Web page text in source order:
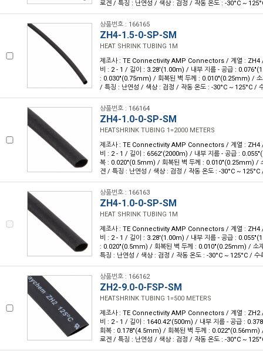
로겐 / 특징 : 난연성 / 색상 : 검정 / 작동 온도 : -30°C ~
상품번호 : 166165
ZH4-1.5-0-SP-SM
HEAT SHRINK TUBING 1M
제조사 : TE Connectivity AMP Connectors / 계열 : ZH4
비 : 2 - 1 / 길이 : 3.28'(1.00m) / 내부 지름 - 공급 :
: 0.030"(0.75mm) / 회복된 벽 두께 : 0.010"(0.25mm) / 소
/ 특징 : 난연성 / 색상 : 검정 / 작동 온도 : -30°C ~ 125°C /
상품번호 : 166164
ZH4-1.0-0-SP-SM
HEATSHRINK TUBING 1=2000 METERS
제조사 : TE Connectivity AMP Connectors / 계열 : ZH4
비 : 2 - 1 / 길이 : 6562'(2000m) / 내부 지름 - 공급 :
복 : 0.020"(0.5mm) / 회복된 벽 두께 : 0.010"(0.25mm) /
겐 / 특징 : 난연성 / 색상 : 검정 / 작동 온도 : -30°C ~ 125°C
상품번호 : 166163
ZH4-1.0-0-SP-SM
HEAT SHRINK TUBING 1M
제조사 : TE Connectivity AMP Connectors / 계열 : ZH4
비 : 2 - 1 / 길이 : 3.28'(1.00m) / 내부 지름 - 공급 :
: 0.020"(0.5mm) / 회복된 벽 두께 : 0.010"(0.25mm) / 소
특징 : 난연성 / 색상 : 검정 / 작동 온도 : -30°C ~ 125°C / 수
상품번호 : 166162
ZH2-9.0-0-FSP-SM
HEATSHRINK TUBING 1=500 METERS
제조사 : TE Connectivity AMP Connectors / 계열 : ZH2
비 : 2 - 1 / 길이 : 1640.42'(500m) / 내부 지름 - 공급 :
회복 : 0.178"(4.5mm) / 회복된 벽 두께 : 0.022"(0.56mm)
로겐 / 특징 : 난연성 / 색상 : 검정 / 작동 온도 : -30°C ~